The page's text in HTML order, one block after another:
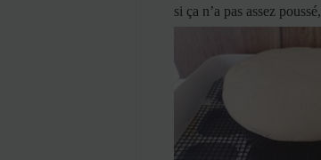
si ça n’a pas assez